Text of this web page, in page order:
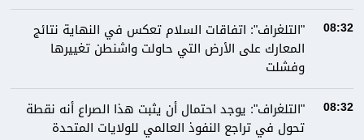
08:32
"التلغراف": اتفاقات السلام تعكس في النهاية نتائج
المعارك على الأرض التي حاولت واشنطن تغييرها
وفشلت
08:32
"التلغراف": يوجد احتمال أن يثبت هذا الصراع أنه نقطة
تحول في تراجع النفوذ العالمي للولايات المتحدة